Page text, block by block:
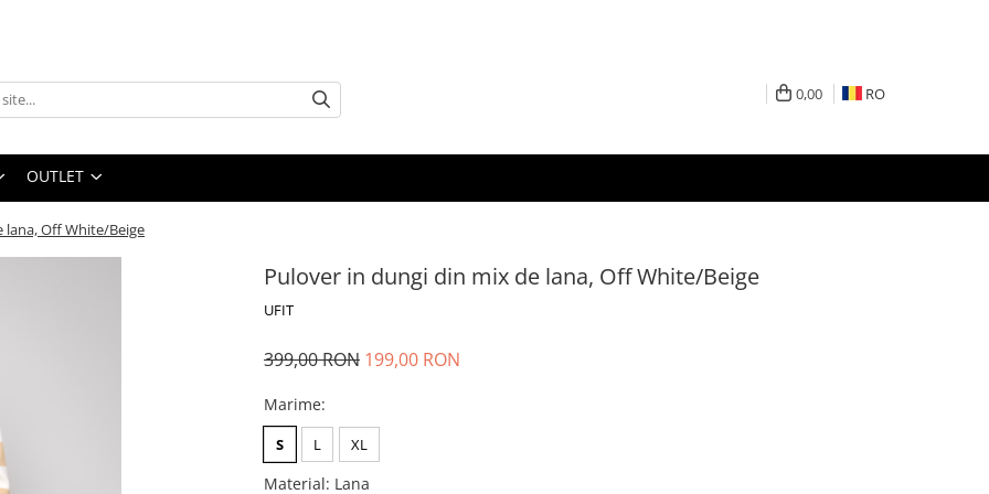
0,00 RO
OUTLET
Off White/Beige
Pulover in dungi din mix de lana, Off White/Beige
UFIT
399,00 RON 199,00 RON
Marime:
S L XL
Material: Lana